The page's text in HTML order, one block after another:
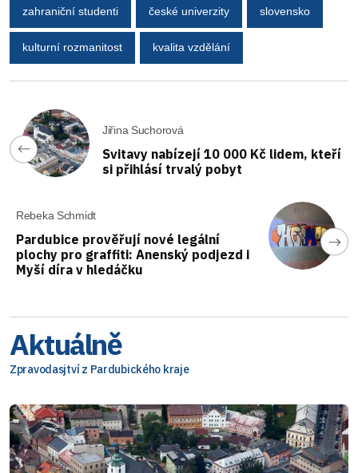
zahraniční studenti české univerzity slovensko
kulturní rozmanitost kvalita vzdělání
Jiřina Suchorová
Svitavy nabízejí 10 000 Kč lidem, kteří
si přihlásí trvalý pobyt
Rebeka Schmidt
Pardubice prověřují nové legální
plochy pro graffiti: Anenský podjezd i
Myší díra v hledáčku
Aktuálně
Zpravodasjtví z Pardubického kraje